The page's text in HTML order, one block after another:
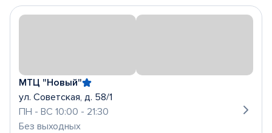
МТЦ "Новый"
ул. Советская, д. 58/1
ПН - ВС 10:00 - 21:30
Без выходных